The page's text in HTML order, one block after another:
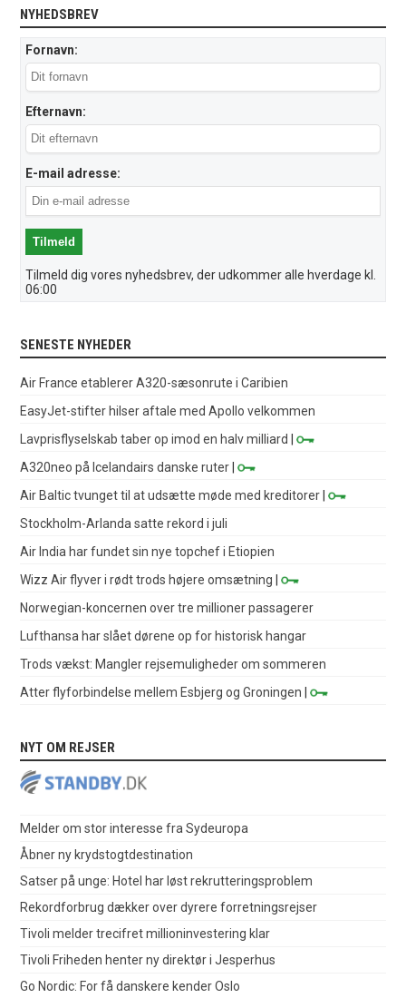
NYHEDSBREV
Fornavn:
Efternavn:
E-mail adresse:
Tilmeld dig vores nyhedsbrev, der udkommer alle hverdage kl.
06:00
SENESTE NYHEDER
Air France etablerer A320-sæsonrute i Caribien
EasyJet-stifter hilser aftale med Apollo velkommen
Lavprisflyselskab taber op imod en halv milliard
|
A320neo på Icelandairs danske ruter |
Air Baltic tvunget til at udsætte møde med kreditorer |
Stockholm-Arlanda satte rekord i juli
Air India har fundet sin nye topchef i Etiopien
Wizz Air flyver i rødt trods højere omsætning |
Norwegian-koncernen over tre millioner passagerer
Lufthansa har slået dørene op for historisk hangar
Trods vækst: Mangler rejsemuligheder om sommeren
Atter flyforbindelse mellem Esbjerg og Groningen |
NYT OM REJSER
Melder om stor interesse fra Sydeuropa
Åbner ny krydstogtdestination
Satser på unge: Hotel har løst rekrutteringsproblem
Rekordforbrug dækker over dyrere forretningsrejser
Tivoli melder trecifret millioninvestering klar
Tivoli Friheden henter ny direktør i Jesperhus
Go Nordic: For få danskere kender Oslo